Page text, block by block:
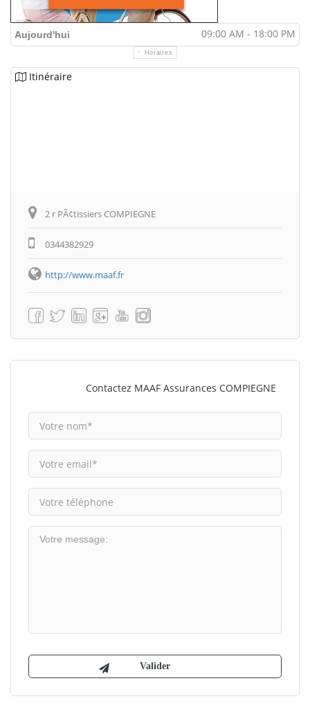
Aujourd'hui 09:00 AM - 18:00 PM
Horaires
Itinéraire
2 r PÃ¢tissiers COMPIEGNE
0344382929
http://www.maaf.fr
Contactez MAAF Assurances COMPIEGNE